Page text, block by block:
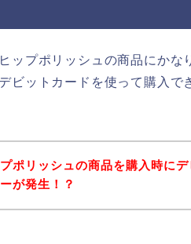
ップポリッシュの商品にかな
ビットカードを使って購入で
ポリッシュの商品を購入時に
が発生！？